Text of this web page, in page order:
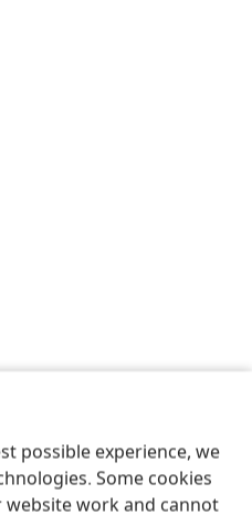
possible experience, we
Some cookies
website work and cannot